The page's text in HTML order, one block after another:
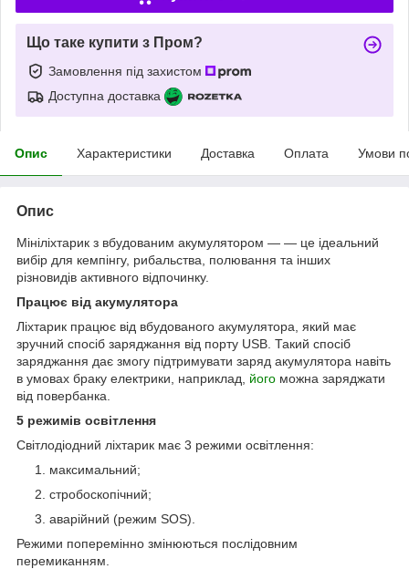
Що таке купити з Пром?
Замовлення під захистом
Доступна доставка
Опис Характеристики Доставка Оплата Умови
Опис
Мініліхтарик з вбудованим акумулятором — — це ідеальний
вибір для кемпінгу, рибальства, полювання та інших
різновидів активного відпочинку.
Працює від акумулятора
Ліхтарик працює від вбудованого акумулятора, який має
зручний спосіб заряджання від порту USB. Такий спосіб
заряджання дає змогу підтримувати заряд акумулятора навіть
в умовах браку електрики, наприклад, його можна заряджати
від повербанка.
5 режимів освітлення
Світлодіодний ліхтарик має 3 режими освітлення:
максимальний;
стробоскопічний;
аварійний (режим SOS).
Режими поперемінно змінюються послідовним
перемиканням.